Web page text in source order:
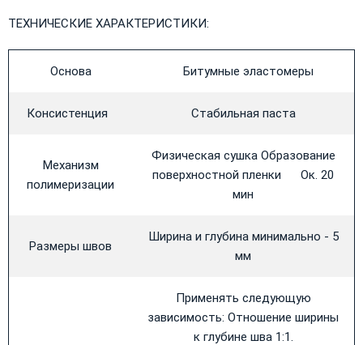
ТЕХНИЧЕСКИЕ ХАРАКТЕРИСТИКИ:
Основа Битумные эластомеры
Консистенция Стабильная паста
Механизм
полимеризации
Физическая сушка Образование
поверхностной пленки Ок. 20
мин
Размеры швов
Ширина и глубина минимально - 5
мм
Применять следующую
зависимость: Отношение ширины
к глубине шва 1:1.